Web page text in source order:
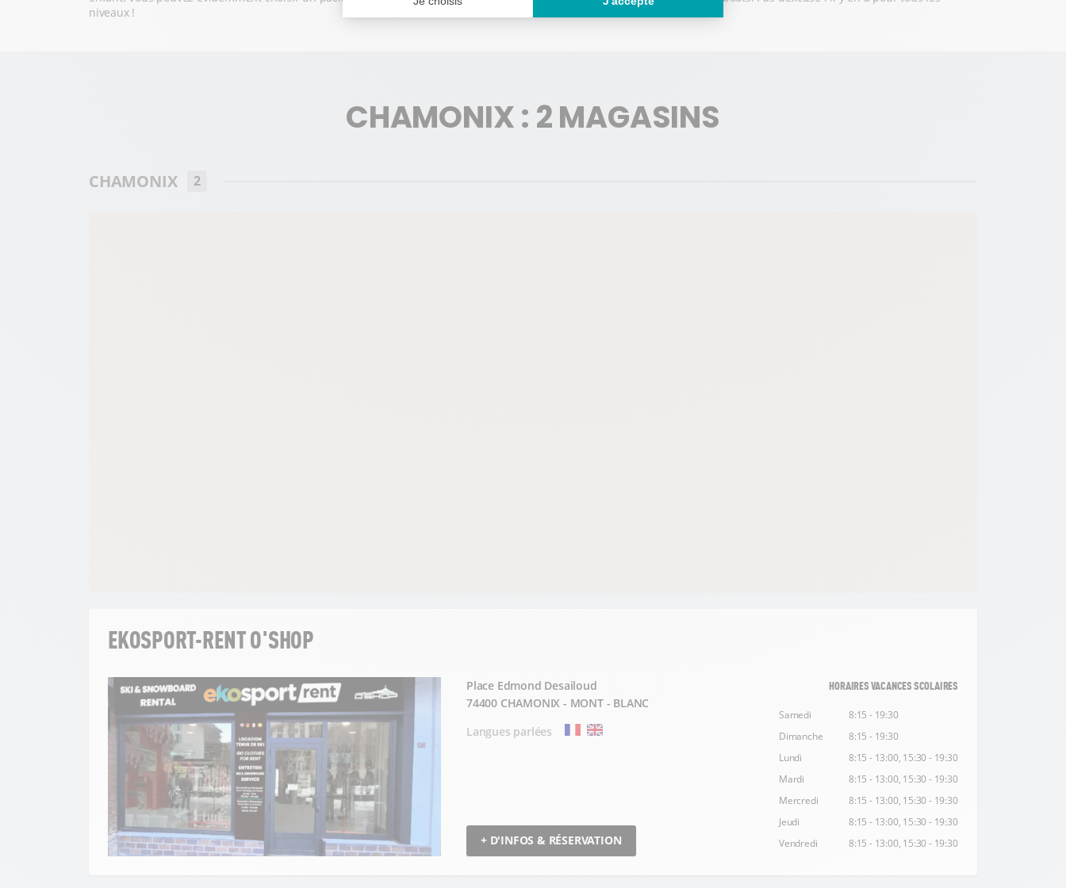
niveaux !
CHAMONIX : 2 MAGASINS
CHAMONIX 2
EKOSPORT-RENT O'SHOP
Place Edmond Desailoud
74400 CHAMONIX - MONT - BLANC
Langues parlées
+ D'INFOS & RÉSERVATION
HORAIRES VACANCES SCOLAIRES
Samedi
8:15 - 19:30
Dimanche
8:15 - 19:30
Lundi
8:15 - 13:00, 15:30 - 19:30
Mardi
8:15 - 13:00, 15:30 - 19:30
Mercredi
8:15 - 13:00, 15:30 - 19:30
Jeudi
8:15 - 13:00, 15:30 - 19:30
Vendredi
8:15 - 13:00, 15:30 - 19:30